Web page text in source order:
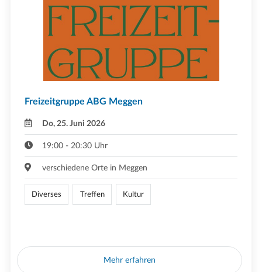
Freizeitgruppe ABG Meggen
Do, 25. Juni 2026
19:00 - 20:30 Uhr
verschiedene Orte in Meggen
Diverses Treffen Kultur
Mehr erfahren